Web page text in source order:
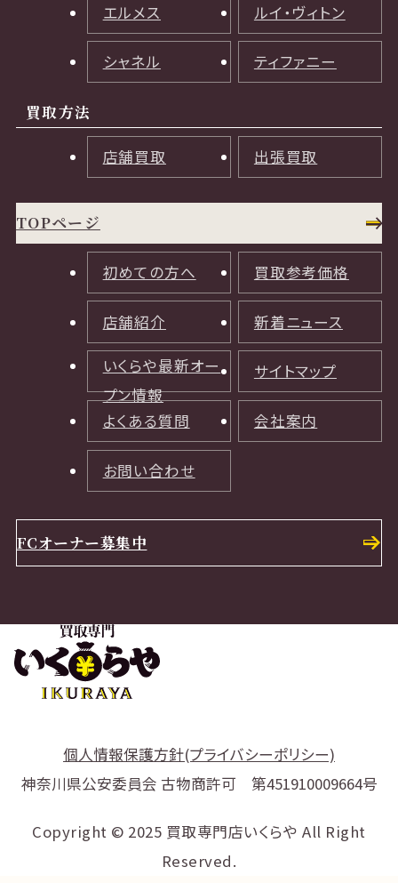
エルメス ルイ・ヴィトン
シャネル ティファニー
買取方法
店舗買取 出張買取
TOPページ
初めての方へ 買取参考価格
店舗紹介 新着ニュース
いくらや最新オー
プン情報
サイトマップ
よくある質問 会社案内
お問い合わせ
FCオーナー募集中
個人情報保護方針(プライバシーポリシー)
神奈川県公安委員会 古物商許可 第451910009664号
Copyright © 2025 買取専門店いくらや All Right
Reserved.